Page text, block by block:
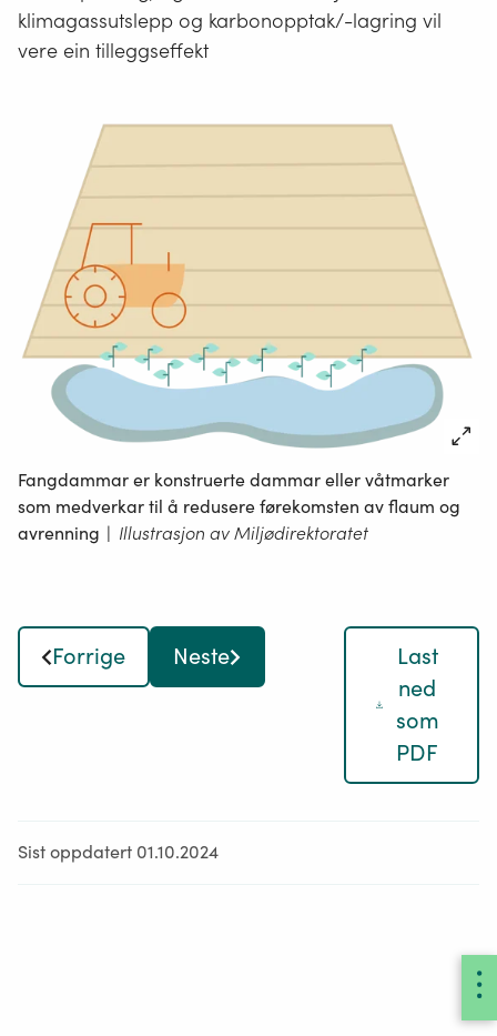
klimagassutslepp og karbonopptak/-lagring vil
vere ein tilleggseffekt
Fangdammar er konstruerte dammar eller våtmarker
som medverkar til å redusere førekomsten av flaum og
avrenning | Illustrasjon av Miljødirektoratet
Forrige Neste
Last
ned
som
PDF
Sist oppdatert 01.10.2024